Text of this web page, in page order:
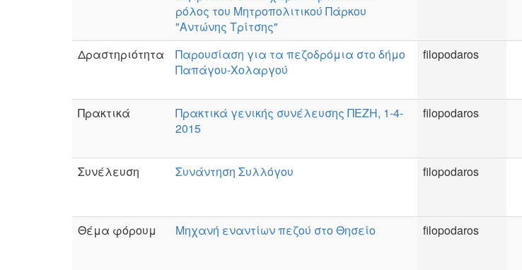
ρόλος του Μητροπολιτικού Πάρκου
"Αντώνης Τρίτσης"
Δραστηριότητα
Παρουσίαση για τα πεζοδρόμια στο δήμο
Παπάγου-Χολαργού
filopodaros
Πρακτικά
Πρακτικά γενικής συνέλευσης ΠΕΖΗ, 1-4-
2015
filopodaros
Συνέλευση
Συνάντηση Συλλόγου filopodaros
Θέμα φόρουμ
Μηχανή εναντίων πεζού στο Θησείο filopodaros